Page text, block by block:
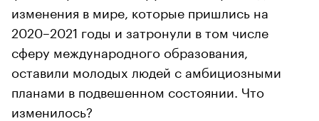
изменения в мире, которые пришлись на
2020–2021 годы и затронули в том числе
сферу международного образования,
оставили молодых людей с амбициозными
планами в подвешенном состоянии. Что
изменилось?